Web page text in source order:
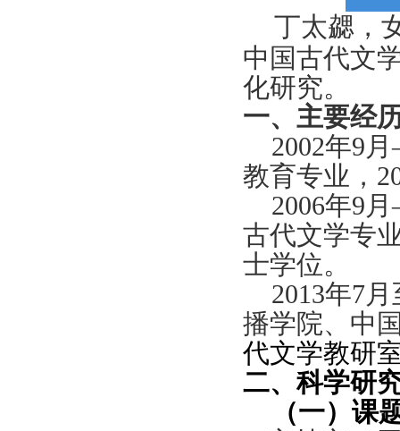
丁太勰，
中国古代文
化研究。
一、主要经
2002年9
教育专业，
2006年9
古代文学专
士学位。
2013年7
播学院、中
代文学教研
二、科学研
（一）课